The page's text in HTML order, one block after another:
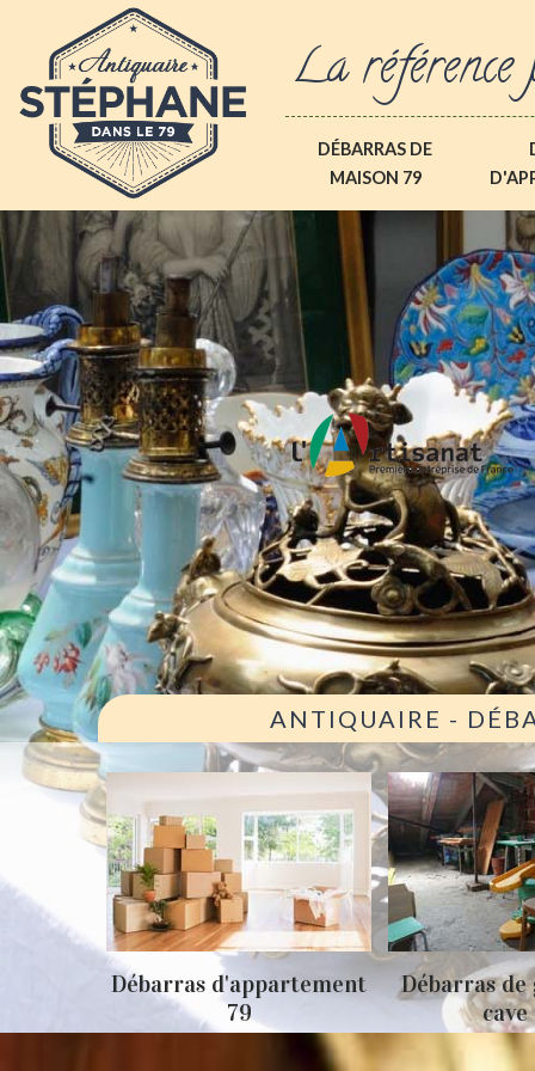
La
DÉBARRAS DE
MAISON 79
ANTIQUAIRE -
Débarras d'appartement
79
Débarras
cave